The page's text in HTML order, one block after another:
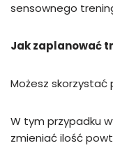
sensownego
Jak zaplanować
Możesz skorzystać
W tym przypadku
zmieniać ilość